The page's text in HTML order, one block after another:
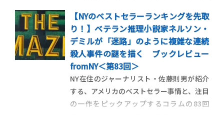
と、性的マイノリティの人権擁護の活動家ジ
ェニファー・フィニィ・ボイランがタッグ
を組んで、重いテーマを描いた作品を紹介し
ます。 ＜第84回＞家庭内 […]
【NYのベストセラーランキングを先取
り！】ベテラン推理小説家ネルソン・
デミルが「迷路」のように複雑な連続
殺人事件の謎を描く ブックレビュー
fromNY＜第83回＞
NY在住のジャーナリスト・佐藤則男が紹介
する、アメリカのベストセラー事情と、注目
の一作をピックアップするコラムの83回